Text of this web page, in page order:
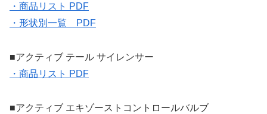
・商品リスト PDF
・形状別一覧 PDF
■アクティブ テール サイレンサー
・商品リスト PDF
■アクティブ エキゾーストコントロールバルブ